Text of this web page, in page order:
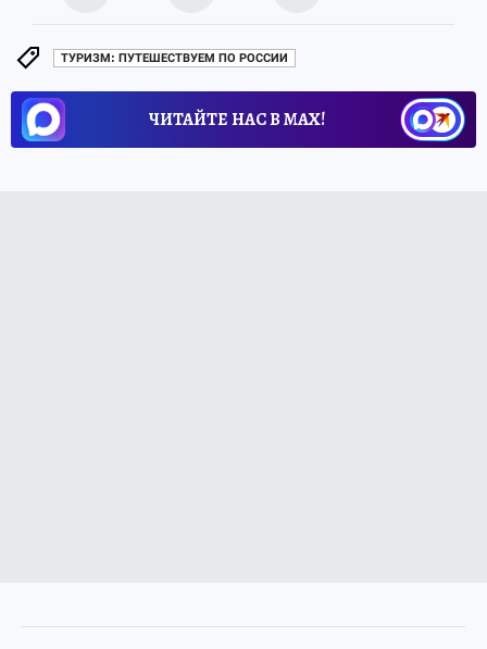
ТУРИЗМ: ПУТЕШЕСТВУЕМ ПО РОССИИ
ЧИТАЙТЕ НАС В МАХ!